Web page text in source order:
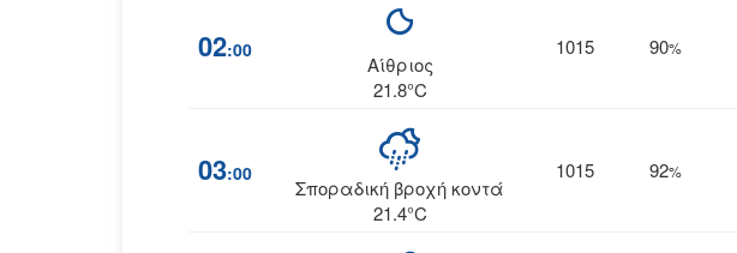
02:00
Αίθριος
21.8°C
1015 90%
03:00
Σποραδική βροχή κοντά
21.4°C
1015 92%